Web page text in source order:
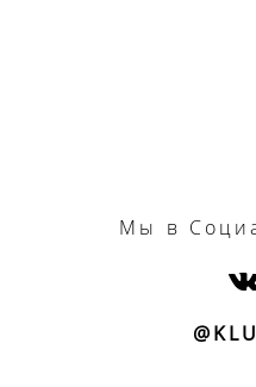
Мы в